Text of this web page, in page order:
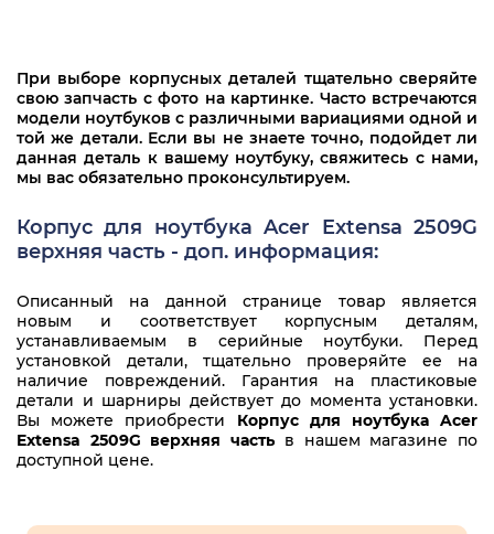
При выборе корпусных деталей тщательно сверяйте
свою запчасть с фото на картинке. Часто встречаются
модели ноутбуков с различными вариациями одной и
той же детали. Если вы не знаете точно, подойдет ли
данная деталь к вашему ноутбуку, свяжитесь с нами,
мы вас обязательно проконсультируем.
Корпус для ноутбука Acer Extensa 2509G
верхняя часть - доп. информация:
Описанный на данной странице товар является
новым и соответствует корпусным деталям,
устанавливаемым в серийные ноутбуки. Перед
установкой детали, тщательно проверяйте ее на
наличие повреждений. Гарантия на пластиковые
детали и шарниры действует до момента установки.
Вы можете приобрести Корпус для ноутбука Acer
Extensa 2509G верхняя часть в нашем магазине по
доступной цене.